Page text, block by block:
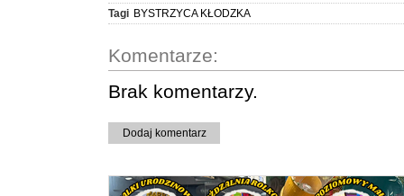
Tagi BYSTRZYCA KŁODZKA
Komentarze:
Brak komentarzy.
Dodaj komentarz